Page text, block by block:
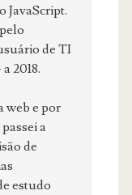
JavaScript.
de TI
2018.
web e por
a
de
estudo